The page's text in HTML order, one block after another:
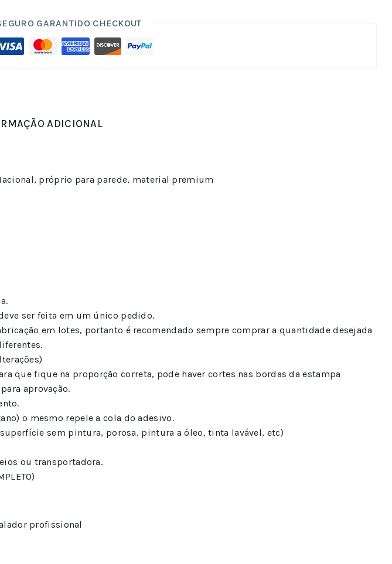
GARANTIDO CHECKOUT
ADICIONAL
próprio para parede, material premium
ser feita em um único pedido.
em lotes, portanto é recomendado sempre comprar a quantidade desejada
que fique na proporção correta, pode haver cortes nas bordas da estampa
aprovação.
o mesmo repele a cola do adesivo.
sem pintura, porosa, pintura a óleo, tinta lavável, etc)
ou transportadora.
profissional